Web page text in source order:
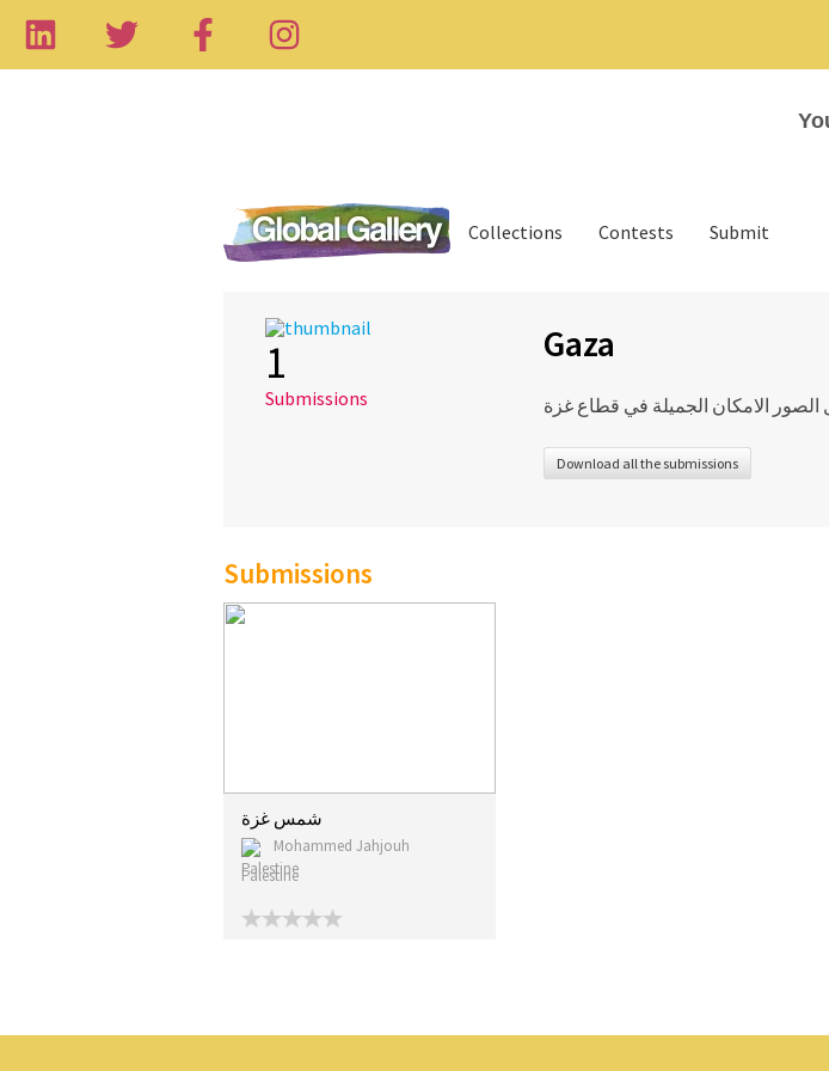
Collections Contests Submit
1
Submissions
Gaza
الامكان الجميلة في قطاع غزة
Download all the submissions
Submissions
شمس غزة
Mohammed Jahjouh
Palestine